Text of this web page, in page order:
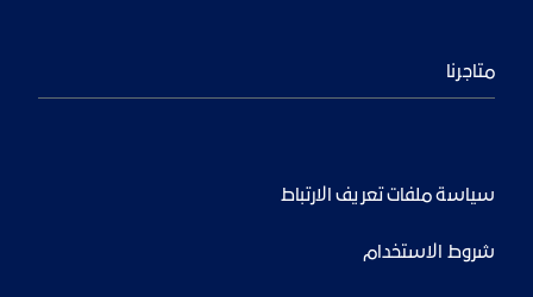
متاجرنا
سياسة ملفات تعريف الارتباط
شروط الاستخدام